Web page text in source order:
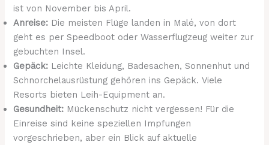
ist von November bis April.
Anreise: Die meisten Flüge landen in Malé, von dort
geht es per Speedboot oder Wasserflugzeug weiter zur
gebuchten Insel.
Gepäck: Leichte Kleidung, Badesachen, Sonnenhut und
Schnorchelausrüstung gehören ins Gepäck. Viele
Resorts bieten Leih-Equipment an.
Gesundheit: Mückenschutz nicht vergessen! Für die
Einreise sind keine speziellen Impfungen
vorgeschrieben, aber ein Blick auf aktuelle